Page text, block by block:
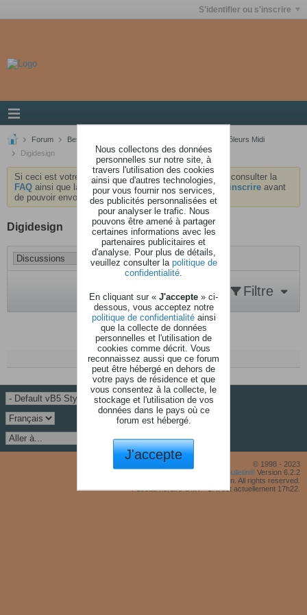
S'identifier ou s'inscrire
Forum Besoin d'aide ?
Les Claviers Maîtres et Contrôleurs Midi
Digidesign
Si ceci est votre première visite, nous vous invitons à consulter la
FAQ ainsi que la chartedu forum . Vous devrez vous inscrire avant
de pouvoir envoyer des messages.
Digidesign
Filtre
Aucune discussion trouvée.
© 1998 - 2023
Powered by
vBulletin® Version 6.2.2
Copyright © 2026 MH Sub I, LLC dba vBulletin. All rights reserved.
Fuseau horaire GMT +1. Il est actuellement 17h22.
Nous collectons des données
personnelles sur notre site, à
travers l'utilisation des cookies
ainsi que d'autres technologies,
pour vous fournir nos services,
des publicités personnalisées et
pour analyser le trafic. Nous
pouvons être amené à partager
certaines informations avec les
partenaires publicitaires et
d'analyse. Pour plus de détails,
veuillez consulter la politique de
confidentialité
En cliquant sur « J'accepte » ci-
dessous, vous acceptez notre
politique de confidentialitéainsi
que la collecte de données
personnelles et l'utilisation de
cookies comme décrit. Vous
reconnaissez aussi que ce forum
peut être hébergé en dehors de
votre pays de résidence et que
vous consentez à la collecte, le
stockage et l'utilisation de vos
données dans le pays où ce
forum est hébergé.
J'accepte